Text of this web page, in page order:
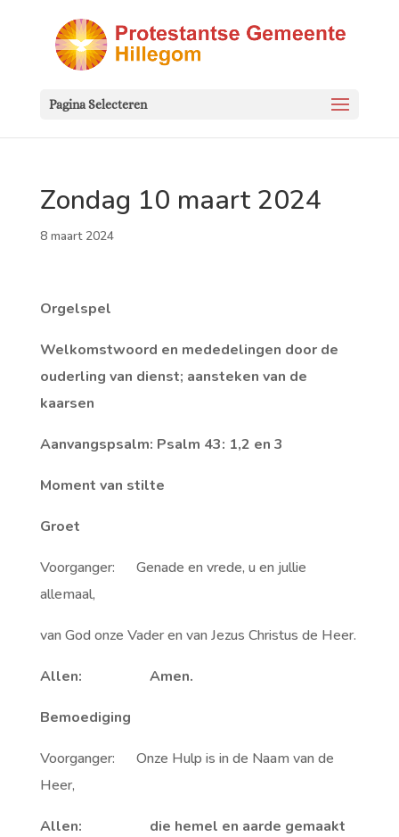
Pagina Selecteren
Zondag 10 maart 2024
8 maart 2024
Orgelspel
Welkomstwoord en mededelingen door de
ouderling van dienst; aansteken van de
kaarsen
Aanvangspsalm: Psalm 43: 1,2 en 3
Moment van stilte
Groet
Voorganger: Genade en vrede, u en jullie
allemaal,
van God onze Vader en van Jezus Christus de Heer.
Allen: Amen.
Bemoediging
Voorganger: Onze Hulp is in de Naam van de
Heer,
Allen: die hemel en aarde gemaakt